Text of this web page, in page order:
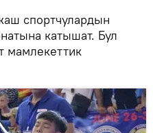
спортчулардын
катышат. Бул
мамлекеттик